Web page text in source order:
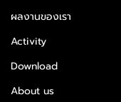
ผลงานของเรา
Activity
Download
About us